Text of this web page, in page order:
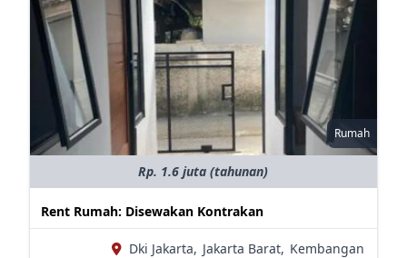
Rumah
Rp. 1.6 juta (tahunan)
Rent Rumah: Disewakan Kontrakan
Dki Jakarta, Jakarta Barat, Kembangan